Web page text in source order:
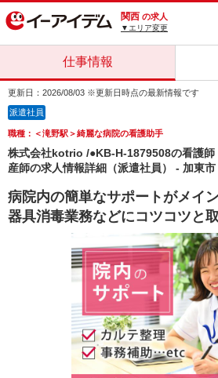
関西 の求人
▼エリア変更
仕事情報
更新日：2026/08/03 ※更新日時点の最新情報です
派遣社員
職種：＜滝野駅＞綺麗な病院の看護助手
株式会社kotrio /●KB-H-1879508の看護師
産師の求人情報詳細（派遣社員） - 加東市
病院内の簡単なサポートがメイ
器具消毒業務などにコツコツと